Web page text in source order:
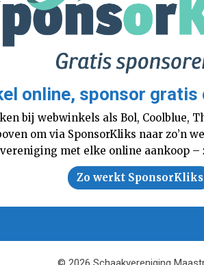
online, sponsor gratis
bij webwinkels als Bol, Coolblue,
om via SponsorKliks naar zo’n
met elke online aankoop
Zo werkt SponsorKliks